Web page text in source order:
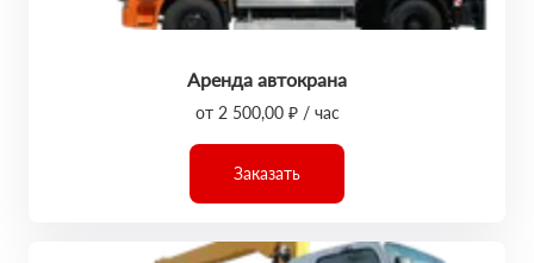
Аренда автокрана
от 2 500,00 ₽ / час
Заказать